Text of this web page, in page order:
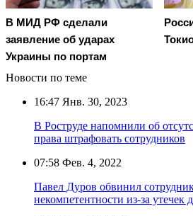
В МИД РФ сделали
заявление об ударах
Украины по портам
Новости по теме
16:47 Янв. 30, 2023
В Роструде напомнили об
права штрафовать сотрудников
07:58 Фев. 4, 2022
Павел Дуров обвинил
некомпетентности из-за утечек